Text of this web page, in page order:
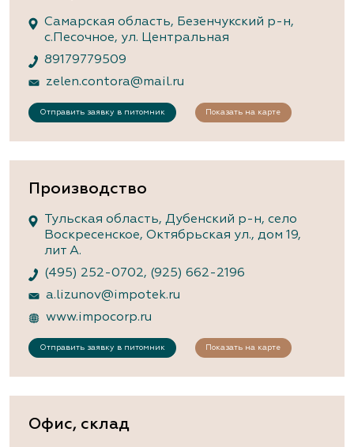
Самарская область, Безенчукский р-н,
с.Песочное, ул. Центральная
89179779509
zelen.contora@mail.ru
Отправить заявку в питомник Показать на карте
Производство
Тульская область, Дубенский р-н, село
Воскресенское, Октябрьская ул., дом 19,
лит А.
(495) 252-0702, (925) 662-2196
a.lizunov@impotek.ru
www.impocorp.ru
Отправить заявку в питомник Показать на карте
Офис, склад